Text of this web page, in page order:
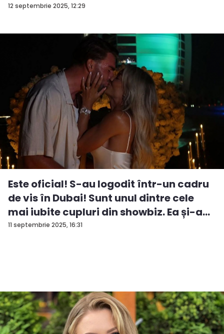
12 septembrie 2025, 12:29
11 septembrie 2025, 16:31
Este oficial! S-au logodit într-un cadru
de vis în Dubai! Sunt unul dintre cele
mai iubite cupluri din showbiz. Ea și-a
e...